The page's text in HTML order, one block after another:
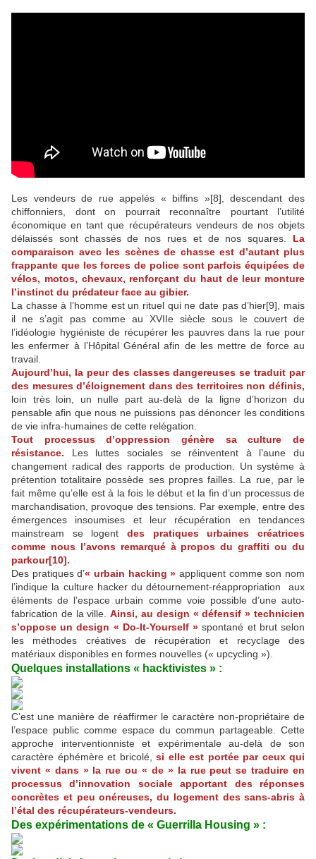
Les vendeurs de rue appelés « biffins »[8], descendant des
chiffonniers, dont on pourrait reconnaître pourtant l’utilité
économique en tant que récupérateurs vendeurs de nos objets
délaissés sont chassés de nos rues et de nos squares. La
comparaison avec les scènes de chasse est d’autant plus
frappante que les forces de police sont parfois équipées de
vélos, motos, chevaux, renforçant du haut de leur monture
l’instinct du prédateur face au gibier.
La chasse à l’homme est un rituel qui ne date pas d’hier[9], mais
il ne s’agit pas comme au XVIIe siècle sous le couvert de
l’idéologie hygiéniste de récupérer les pauvres dans la rue pour
les enfermer à l’Hôpital Général afin de les mettre de force au
travail.
Aujourd’hui, la peur des classes dangereuses se traduit par
des mesures d’éloignement dans des territoires non définis,
loin très loin, un nulle part au-delà de la ligne d’horizon du
pensable afin que nous ne puissions pas dénoncer les conditions
de vie infra-humaines de cette relégation.
Tout processus d’oppression génère sa culture de
résistance. Les luttes sociales se réinventent à l’aune du
changement radical des rapports de production. Un système à
prétention totalitaire possède ses propres failles. La rue, par le
fait même qu’elle est à la fois le début et la fin d’un processus de
marchandisation, provoque des tensions. Par exemple, entre des
émergences insoumises et leur récupération en tendances
mainstream se logent des pratiques urbaines créatrices
comme nous l’avons remarqué à propos du graffiti ou du
parkour[10].
Des pratiques d’« urbain hacking » appliquent comme son nom
l’indique la culture hacker du détournement-réappropriation aux
éléments de l’espace urbain comme voie possible d’une auto-
fabrication de la ville.Ainsi, au design « défensif » technicien
s’oppose un design « Do-It-Yourself » spontané et brut selon
les méthodes créatives de récupération et recyclage des
matériaux disponibles en formes nouvelles (« upcycling »).
Quelques installations « hacktivistes » :
C’est une manière de réaffirmer le caractère non-propriétaire de
l’espace public comme espace du commun partageable. Cette
approche interventionniste et expérimentale au-delà de son
caractère éphémère et bricolé, si elle est portée par ceux qui
vivent « dans » la rue ou « de » la rue peut se traduire en
processus d’innovation sociale apportant des réponses
concrètes et peu onéreuses, du logement des sans-abris à
l’étal des récupérateurs-vendeurs.
Des expérimentations de « Guerrilla Housing » :